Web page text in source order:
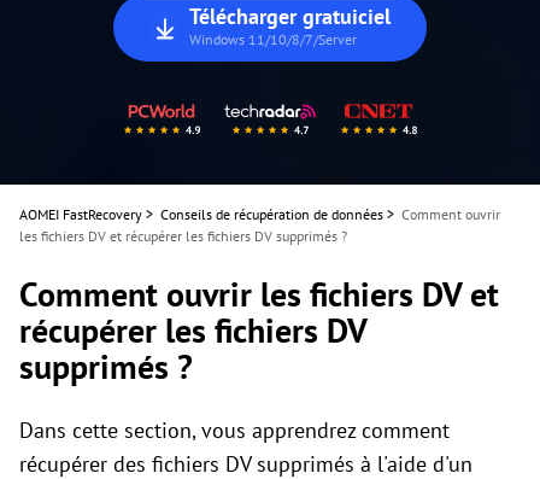
Télécharger gratuiciel
Windows 11/10/8/7/Server
AOMEI FastRecovery > Conseils de récupération de données > Comment ouvrir
les fichiers DV et récupérer les fichiers DV supprimés ?
Comment ouvrir les fichiers DV et
récupérer les fichiers DV
supprimés ?
Dans cette section, vous apprendrez comment
récupérer des fichiers DV supprimés à l'aide d'un